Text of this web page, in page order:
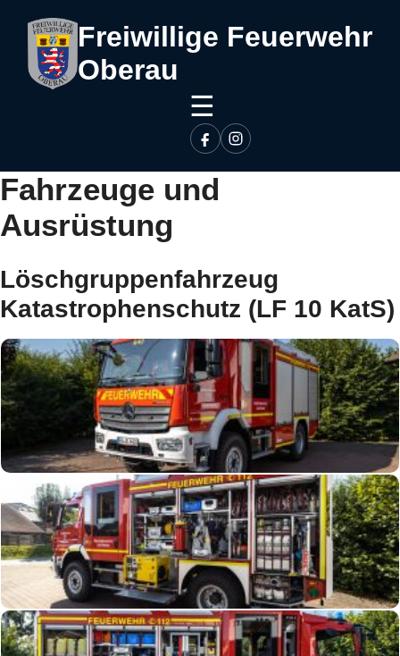
Freiwillige Feuerwehr
Oberau
☰
Fahrzeuge und
Ausrüstung
Löschgruppenfahrzeug
Katastrophenschutz (LF 10 KatS)